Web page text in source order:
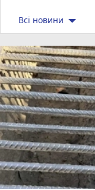
Всі новини